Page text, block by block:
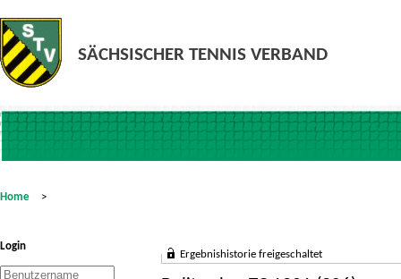
Home >
Login
Ergebnishistorie freigeschaltet